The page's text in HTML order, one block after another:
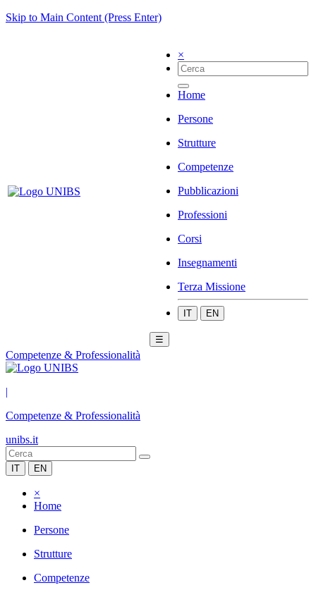
Skip to Main Content (Press Enter)
×
Home
Persone
Strutture
Competenze
Pubblicazioni
Professioni
Corsi
Insegnamenti
Terza Missione
IT EN
☰
Competenze & Professionalità
|
Competenze & Professionalità
unibs.it
IT EN
×
Home
Persone
Strutture
Competenze